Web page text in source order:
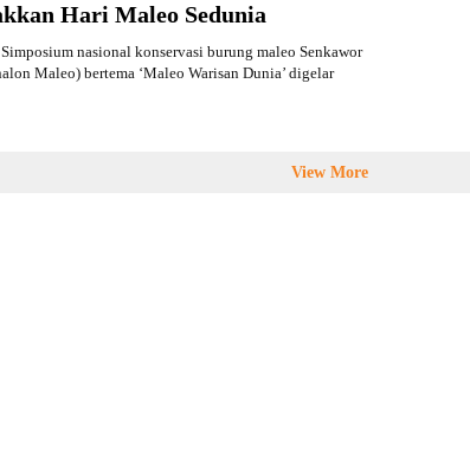
Hari Maleo Sedunia
nasional konservasi burung maleo Senkawor
Maleo) bertema ‘Maleo Warisan Dunia’ digelar
View More